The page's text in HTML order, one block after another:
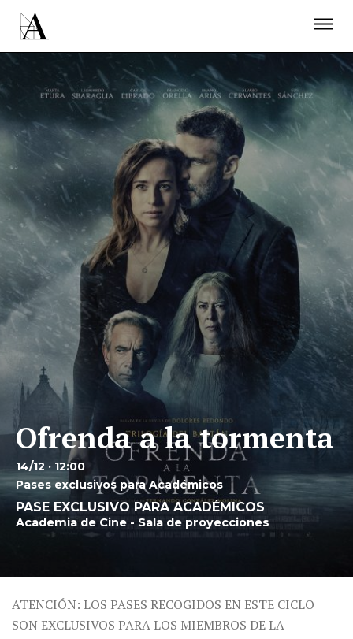
Ofrenda a la tormenta
14/12 · 12:00
Pases exclusivos para Académicos
PASE EXCLUSIVO PARA ACADÉMICOS
Academia de Cine - Sala de proyecciones
ATENCIÓN: LOS PASES RECOGIDOS EN ESTE CICLO
SON EXCLUSIVOS PARA LOS MIEMBROS DE LA
ACTUALIDAD
RESIDENCIAS
ÚNETE A LA ACADEMIA DE CINE
NEWSLETTER